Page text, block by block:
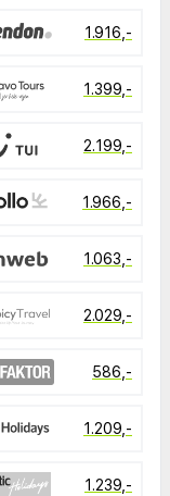
1.916,-
1.399,-
2.199,-
1.966,-
1.063,-
2.029,-
586,-
1.209,-
1.239,-